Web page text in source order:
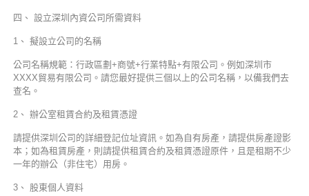
四、 設立深圳內資公司所需資料
1、 擬設立公司的名稱
公司名稱規範：行政區劃+商號+行業特點+有限公司。例如深圳市
XXXX貿易有限公司。請您最好提供三個以上的公司名稱，以備我們去
查名。
2、 辦公室租賃合約及租賃憑證
請提供深圳公司的詳細登記位址資訊。如為自有房產，請提供房產證影
本；如為租賃房產，則請提供租賃合約及租賃憑證原件，且是租期不少
一年的辦公（非住宅）用房。
3、 股東個人資料